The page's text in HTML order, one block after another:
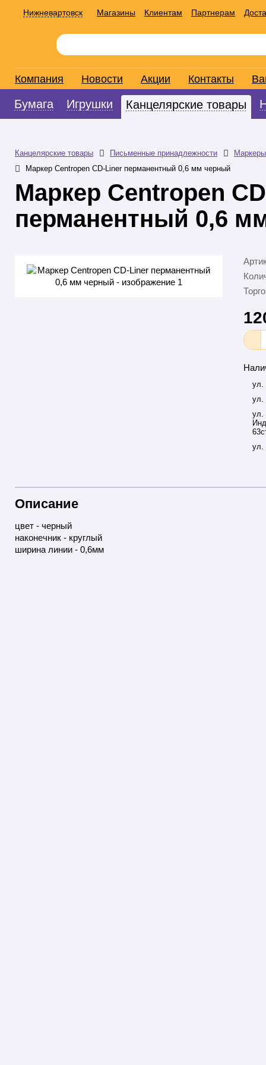
Нижневартовск Магазины Клиентам Партнерам
Компания Новости Акции Контакты
Бумага Игрушки Канцелярские товары
Канцелярские товары Письменные принадлежности
Маркеры
Маркер Centropen СD-Liner перманентный 0,6 мм черный
Маркер Centropen
перманентный 0,6
ул.
ул.
ул.
ул.
Описание
цвет - черный
наконечник - круглый
ширина линии - 0,6мм